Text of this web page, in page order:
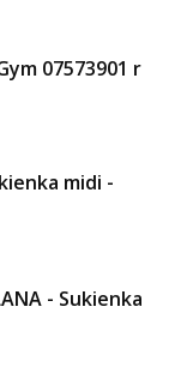
07573901 r
midi -
- Sukienka